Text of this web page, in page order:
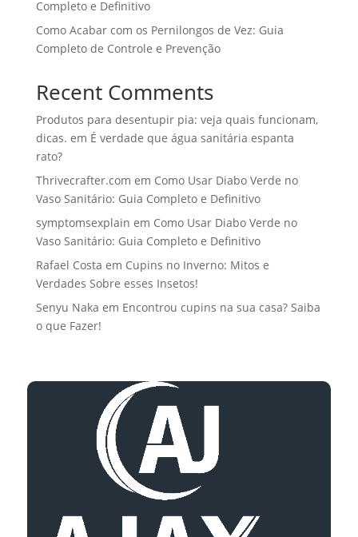
Completo e Definitivo
Como Acabar com os Pernilongos de Vez: Guia
Completo de Controle e Prevenção
Recent Comments
Produtos para desentupir pia: veja quais funcionam,
dicas. em É verdade que água sanitária espanta
rato?
Thrivecrafter.com em Como Usar Diabo Verde no
Vaso Sanitário: Guia Completo e Definitivo
symptomsexplain em Como Usar Diabo Verde no
Vaso Sanitário: Guia Completo e Definitivo
Rafael Costa em Cupins no Inverno: Mitos e
Verdades Sobre esses Insetos!
Senyu Naka em Encontrou cupins na sua casa? Saiba
o que Fazer!